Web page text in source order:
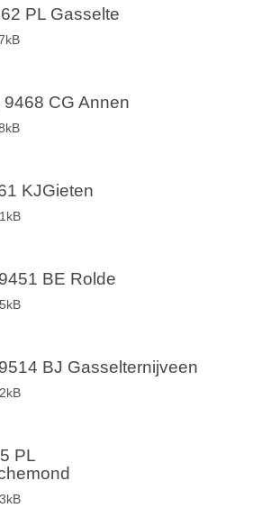
PL Gasselte
CG Annen
KJGieten
BE Rolde
BJ Gasselternijveen
PL